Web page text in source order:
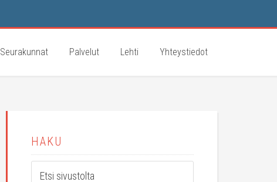
Seurakunnat Palvelut Lehti Yhteystiedot
HAKU